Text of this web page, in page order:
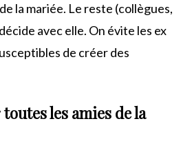
la mariée. Le reste (collègues,
avec elle. On évite les ex
de créer des
les amies de la